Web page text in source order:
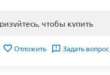
чтобы купить
Отложить Задать вопрос